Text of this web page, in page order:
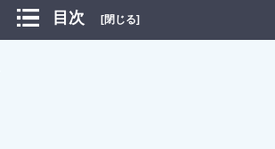
目次 [閉じる]